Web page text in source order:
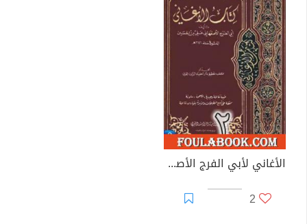
الأغاني لأبي الفرج الأصفهاني نسخة من إعداد سالم الدليمي - الجزء الثاني
2